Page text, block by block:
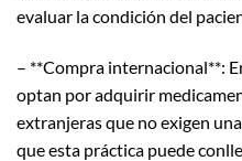
evaluar la condición del
– **Compra internacional**:
optan por adquirir
extranjeras que no exigen
que esta práctica puede